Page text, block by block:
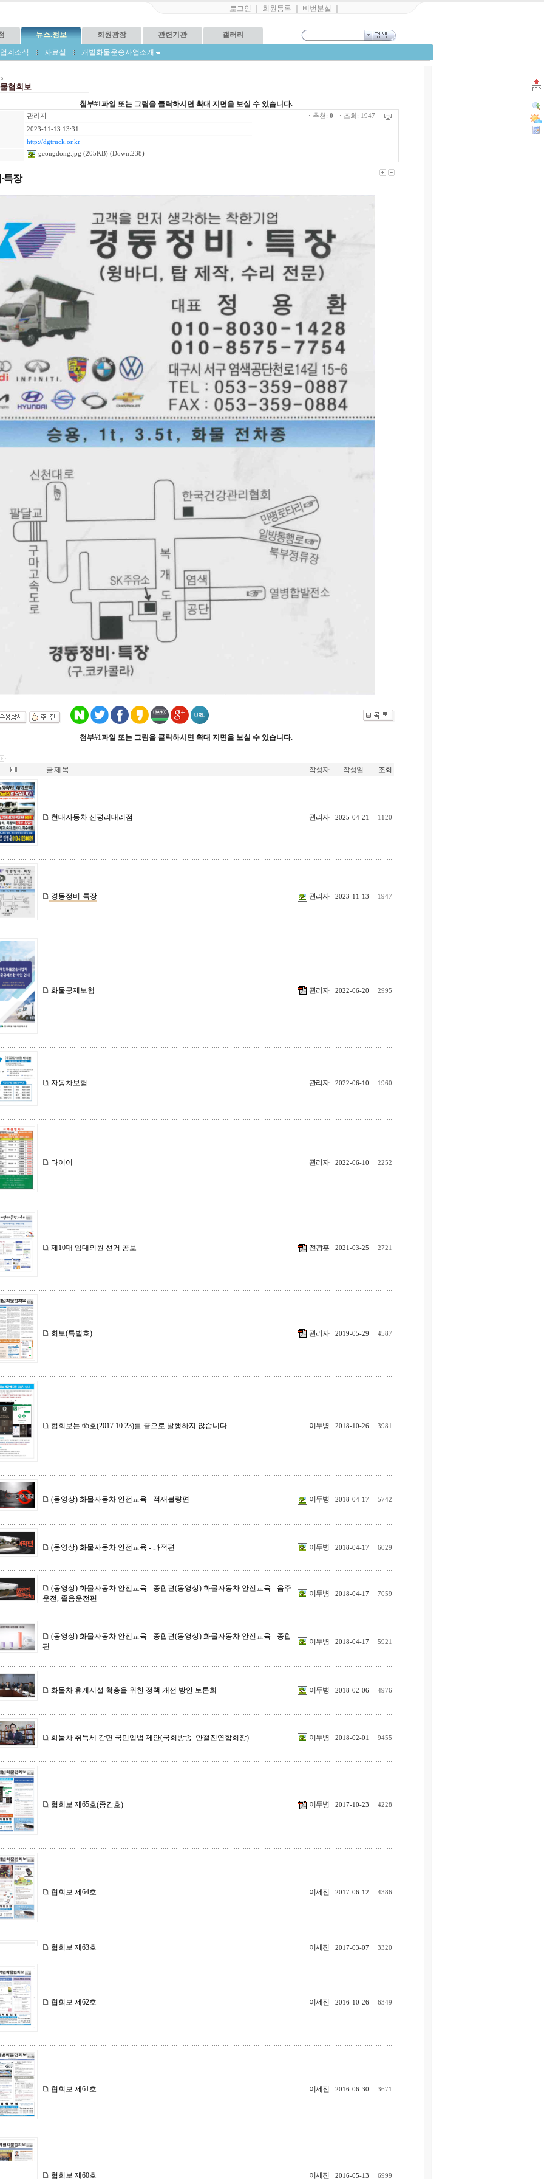
로그인 회원등록 비번분실
뉴스.정보 회원광장 관련기관 갤러리
업계소식 자료실 개별화물운송사업소개
협회보
첨부#1파일 또는 그림을 클릭하시면 확대 지면을 보실 수 있습니다.
관리자
2023-11-13 13:31
http://dgtruck.or.kr
geongdong.jpg (205KB) (Down:238)
ㆍ추천: 0 ㆍ조회: 1947
특장
첨부#1파일 또는 그림을 클릭하시면 확대 지면을 보실 수 있습니다.
글 제 목 작성자 작성일 조회
현대자동차 신평리대리점 관리자 2025-04-21 1120
경동정비·특장 관리자 2023-11-13 1947
화물공제보험 관리자 2022-06-20 2995
자동차보험 관리자 2022-06-10 1960
타이어 관리자 2022-06-10 2252
제10대 임대의원 선거 공보 전광훈 2021-03-25 2721
회보(특별호) 관리자 2019-05-29 4587
협회보는 65호(2017.10.23)를 끝으로 발행하지 않습니다. 이두병 2018-10-26 3981
(동영상) 화물자동차 안전교육 - 적재불량편 이두병 2018-04-17 5742
(동영상) 화물자동차 안전교육 - 과적편 이두병 2018-04-17 6029
(동영상) 화물자동차 안전교육 - 종합편(동영상) 화물자동차 안전교육 - 음주
운전, 졸음운전편
이두병 2018-04-17 7059
(동영상) 화물자동차 안전교육 - 종합편(동영상) 화물자동차 안전교육 - 종합
편
이두병 2018-04-17 5921
화물차 휴게시설 확충을 위한 정책 개선 방안 토론회 이두병 2018-02-06 4976
화물차 취득세 감면 국민입법 제안(국회방송_안철진연합회장) 이두병 2018-02-01 9455
협회보 제65호(종간호) 이두병 2017-10-23 4228
협회보 제64호 이세진 2017-06-12 4386
협회보 제63호 이세진 2017-03-07 3320
협회보 제62호 이세진 2016-10-26 6349
협회보 제61호 이세진 2016-06-30 3671
협회보 제60호 이세진 2016-05-13 6999